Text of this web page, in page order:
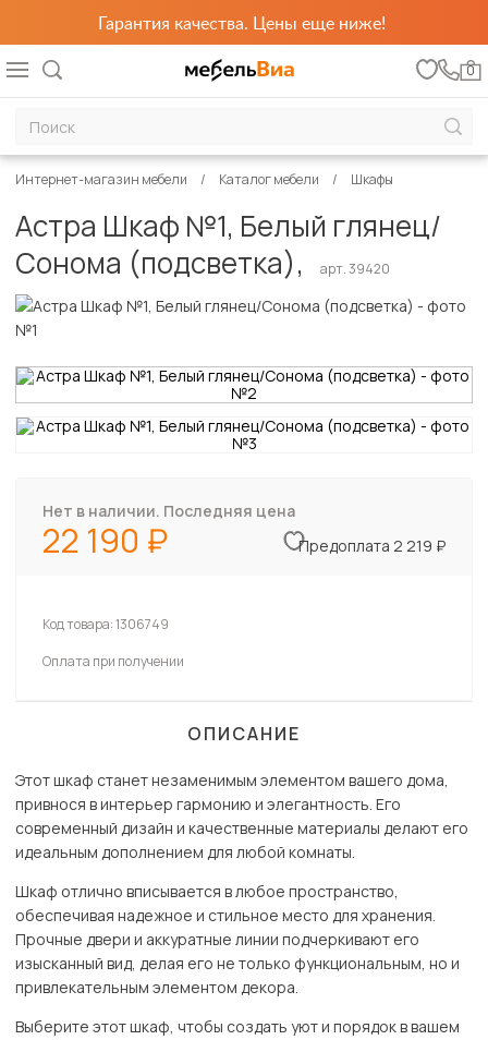
Гарантия качества. Цены еще ниже!
0
Интернет-магазин мебели Каталог мебели Шкафы
Астра Шкаф №1, Белый глянец/
Сонома (подсветка),
арт. 39420
Нет в наличии. Последняя цена
22 190 Предоплата 2 219 ₽
Код товара:1306749
Оплата при получении
ОПИСАНИЕ
Этот шкаф станет незаменимым элементом вашего дома,
привнося в интерьер гармонию и элегантность. Его
современный дизайн и качественные материалы делают его
идеальным дополнением для любой комнаты.
Шкаф отлично вписывается в любое пространство,
обеспечивая надежное и стильное место для хранения.
Прочные двери и аккуратные линии подчеркивают его
изысканный вид, делая его не только функциональным, но и
привлекательным элементом декора.
Выберите этот шкаф, чтобы создать уют и порядок в вашем